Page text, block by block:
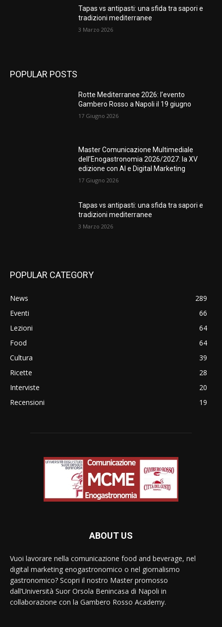
Tapas vs antipasti: una sfida tra sapori e
tradizioni mediterranee
3 Marzo 2026
POPULAR POSTS
Rotte Mediterranee 2026: l’evento
Gambero Rosso a Napoli il 19 giugno
17 Giugno 2026
Master Comunicazione Multimediale
dell’Enogastronomia 2026/2027: la XV
edizione con AI e Digital Marketing
17 Giugno 2026
Tapas vs antipasti: una sfida tra sapori e
tradizioni mediterranee
3 Marzo 2026
POPULAR CATEGORY
News
289
Eventi
66
Lezioni
64
Food
64
Cultura
39
Ricette
28
Interviste
20
Recensioni
19
ABOUT US
Vuoi lavorare nella comunicazione food and beverage, nel
digital marketing enogastronomico o nel giornalismo
gastronomico? Scopri il nostro Master promosso
dall’Università Suor Orsola Benincasa di Napoli in
collaborazione con la Gambero Rosso Academy.